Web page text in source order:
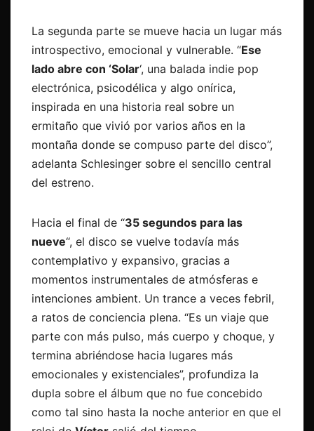
La segunda parte se mueve hacia un lugar más
introspectivo, emocional y vulnerable. “Ese
lado abre con ‘Solar‘, una balada indie pop
electrónica, psicodélica y algo onírica,
inspirada en una historia real sobre un
ermitaño que vivió por varios años en la
montaña donde se compuso parte del disco”,
adelanta Schlesinger sobre el sencillo central
del estreno.
Hacia el final de “35 segundos para las
nueve“, el disco se vuelve todavía más
contemplativo y expansivo, gracias a
momentos instrumentales de atmósferas e
intenciones ambient. Un trance a veces febril,
a ratos de conciencia plena. “Es un viaje que
parte con más pulso, más cuerpo y choque, y
termina abriéndose hacia lugares más
emocionales y existenciales”, profundiza la
dupla sobre el álbum que no fue concebido
como tal sino hasta la noche anterior en que el